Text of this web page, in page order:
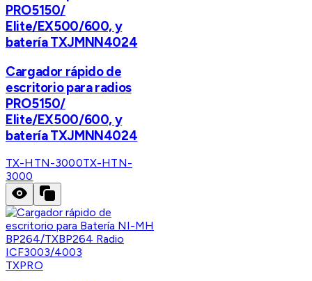
PRO5150/
Elite/EX500/600, y
batería TXJMNN4024
Cargador rápido de
escritorio para radios
PRO5150/
Elite/EX500/600, y
batería TXJMNN4024
TX-HTN-3000TX-HTN-
3000
TXPRO